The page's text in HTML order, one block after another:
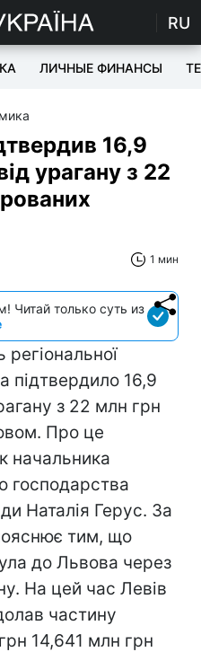
RU
ЛИЧНЫЕ ФИНАНСЫ
16,9
урагану з 22
1 мин
Читай только суть из
регіональної
підтвердило 16,9
з 22 млн грн
Про це
начальника
господарства
Наталія Герус. За
тим, що
до Львова через
На цей час Левів
частину
14,641 млн грн